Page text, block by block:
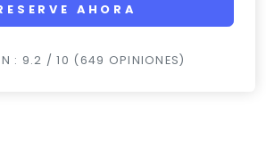
AHORA
: 9.2 / 10 (649 OPINIONES)